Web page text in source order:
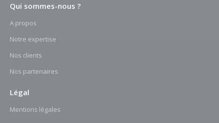
Qui sommes-nous ?
A propos
Notre expertise
Nos clients
Nos partenaires
Légal
Mentions légales